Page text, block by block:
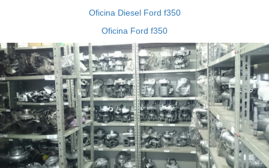
Oficina Diesel Ford f350
Oficina Ford f350